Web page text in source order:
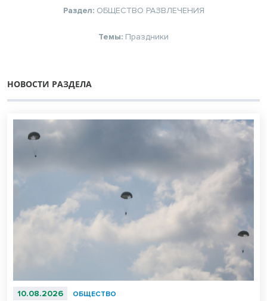
Раздел: ОБЩЕСТВО РАЗВЛЕЧЕНИЯ
Темы: Праздники
НОВОСТИ РАЗДЕЛА
10.08.2026 ОБЩЕСТВО